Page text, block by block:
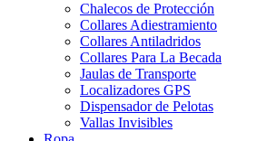
Chalecos de Protección
Collares Adiestramiento
Collares Antiladridos
Collares Para La Becada
Jaulas de Transporte
Localizadores GPS
Dispensador de Pelotas
Vallas Invisibles